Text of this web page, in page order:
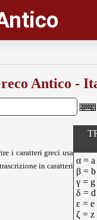
Antico -
i caratteri greci usa
in caratteri
α = a
β = b
γ = g
δ = d
ε = e
ζ = z